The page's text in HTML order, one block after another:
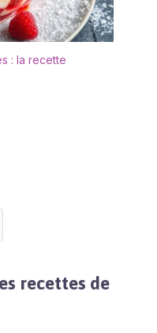
sont
Le dôme
en verre de
et
protégé
objets décoratifs
: la recette
recettes de